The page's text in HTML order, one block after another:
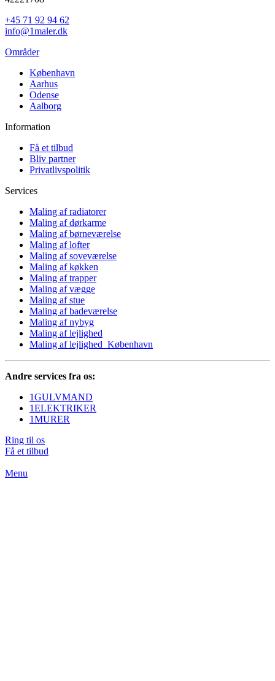
+45 71 92 94 62
info@1maler.dk
Områder
København
Aarhus
Odense
Aalborg
Information
Få et tilbud
Bliv partner
Privatlivspolitik
Services
Maling af radiatorer
Maling af dørkarme
Maling af børneværelse
Maling af lofter
Maling af soveværelse
Maling af køkken
Maling af trapper
Maling af vægge
Maling af stue
Maling af badeværelse
Maling af nybyg
Maling af lejlighed
Maling af lejlighed København
Andre services fra os:
1GULVMAND
1ELEKTRIKER
1MURER
Ring til os
Få et tilbud
Menu